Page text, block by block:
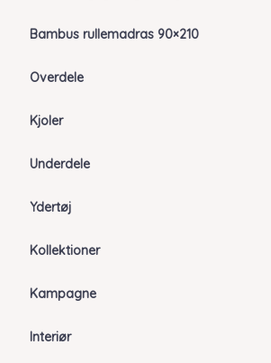
Bambus rullemadras 90×210
Overdele
Kjoler
Underdele
Ydertøj
Kollektioner
Kampagne
Interiør